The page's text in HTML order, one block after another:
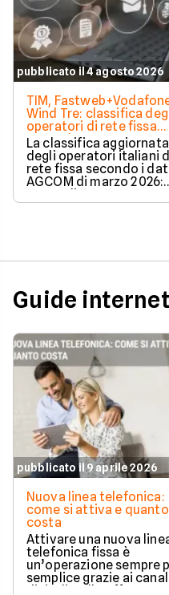
pubblicato il 4 agosto 2026
TIM,
Wind Tre: classifica
operatori di rete fissa
secondo AGCOM
La classifica aggiornata
degli operatori italiani
rete fissa secondo i
AGCOM di marzo 2026:
e new entry.
Guide
pubblicato il 9 aprile 2026
Nuova linea telefonica:
come si attiva e quanto
costa
Attivare una nuova
telefonica fissa è
un’operazione sempre
semplice grazie ai